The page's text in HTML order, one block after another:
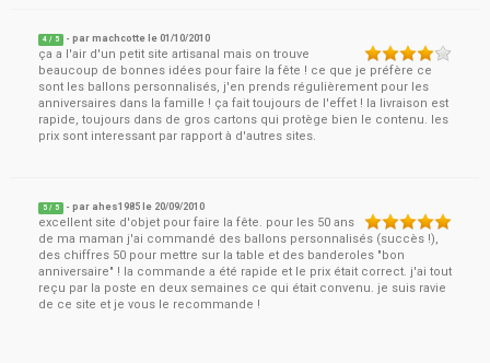
4 / 5 - parmachcotte le01/10/2010
ça a l'air d'un petit site artisanal mais on trouve
beaucoup de bonnes idées pour faire la fête ! ce que je préfère ce
sont les ballons personnalisés, j'en prends régulièrement pour les
anniversaires dans la famille ! ça fait toujours de l'effet ! la livraison est
rapide, toujours dans de gros cartons qui protège bien le contenu. les
prix sont interessant par rapport à d'autres sites.
5 / 5 - par ahes1985 le 20/09/2010
excellent site d'objet pour faire la fête. pour les 50 ans
de ma maman j'ai commandé des ballons personnalisés (succès !),
des chiffres 50 pour mettre sur la table et des banderoles "bon
anniversaire" ! la commande a été rapide et le prix était correct. j'ai tout
reçu par la poste en deux semaines ce qui était convenu. je suis ravie
de ce site et je vous le recommande !